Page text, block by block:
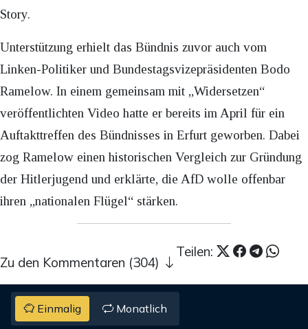
Story.
Unterstützung erhielt das Bündnis zuvor auch vom
Linken-Politiker und Bundestagsvizepräsidenten Bodo
Ramelow. In einem gemeinsam mit „Widersetzen“
veröffentlichten Video hatte er bereits im April für ein
Auftakttreffen des Bündnisses in Erfurt geworben. Dabei
zog Ramelow einen historischen Vergleich zur Gründung
der Hitlerjugend und erklärte, die AfD wolle offenbar
ihren „nationalen Flügel“ stärken.
Teilen:
Zu den Kommentaren (304)
Einmalig Monatlich